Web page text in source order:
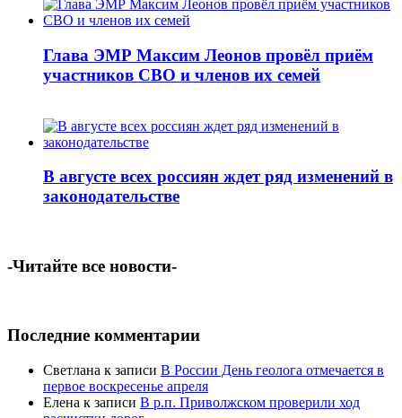
Глава ЭМР Максим Леонов провёл приём
участников СВО и членов их семей
В августе всех россиян ждет ряд изменений в
законодательстве
-Читайте все новости-
Последние комментарии
Светлана к записи В России День геолога отмечается в
первое воскресенье апреля
Елена к записи В р.п. Приволжском проверили ход